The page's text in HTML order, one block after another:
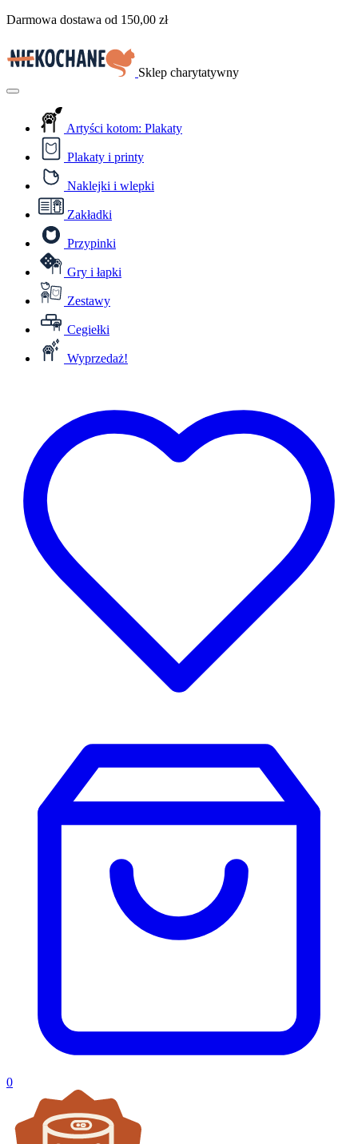
Przejdź
treści
Darmowa dostawa od 150,00 zł
Sklep charytatywny
Menu
Artyści kotom: Plakaty
Plakaty i printy
Naklejki i wlepki
Zakładki
Przypinki
Gry i łapki
Zestawy
Cegiełki
Wyprzedaż!
0